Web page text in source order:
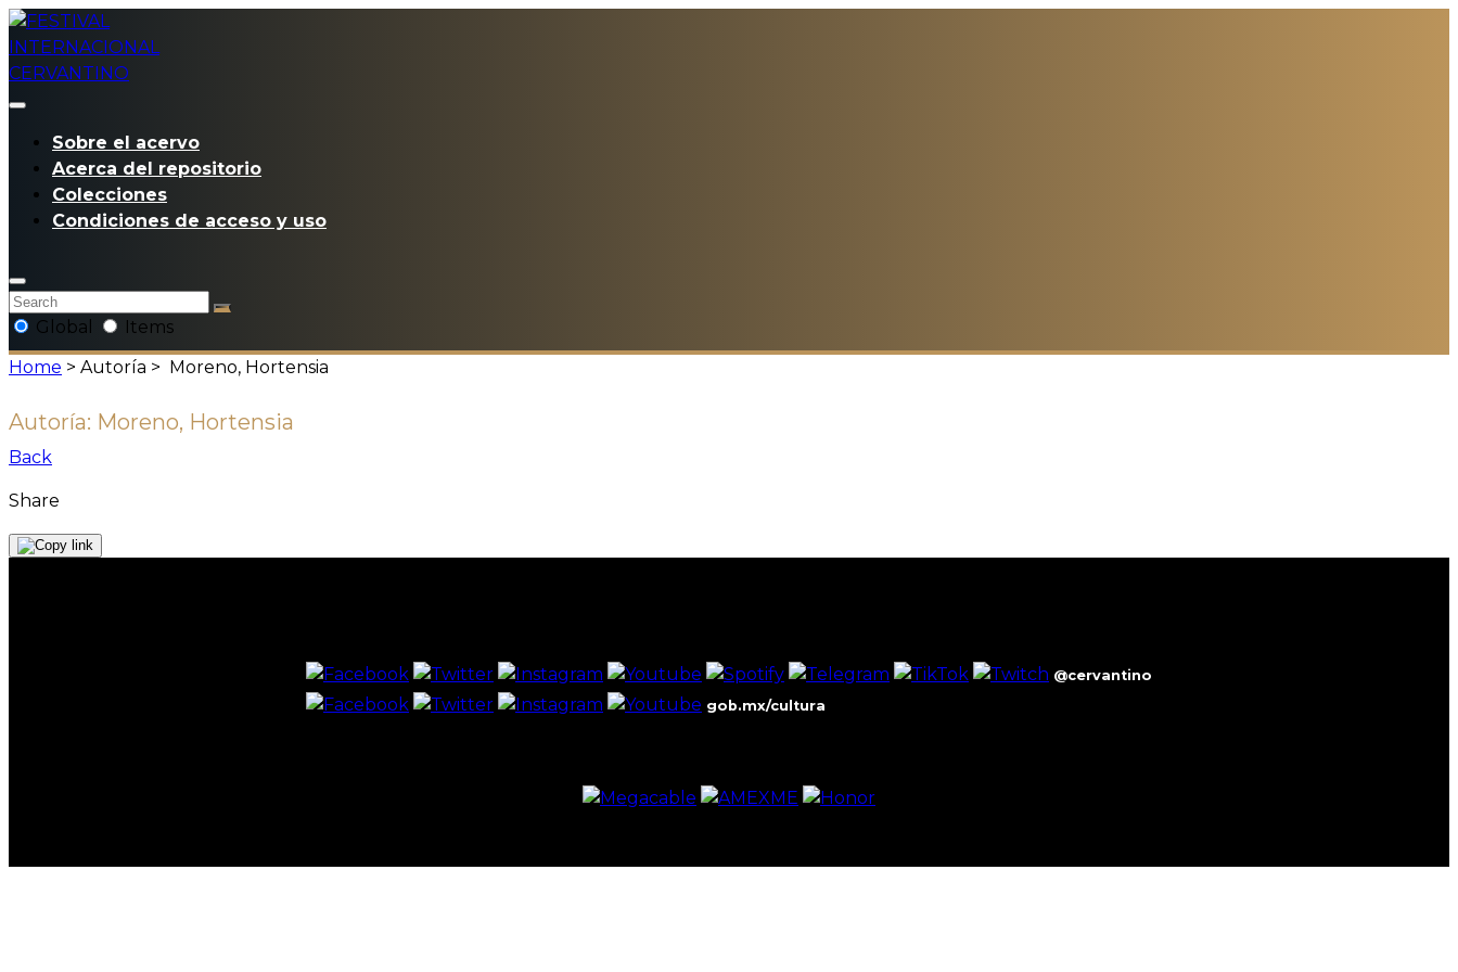
Sobre el acervo
Acerca del repositorio
Colecciones
Condiciones de acceso y uso
Global
Items
Home > Autoría > Moreno, Hortensia
Autoría: Moreno, Hortensia
Back
Share
@cervantino
gob.mx/cultura